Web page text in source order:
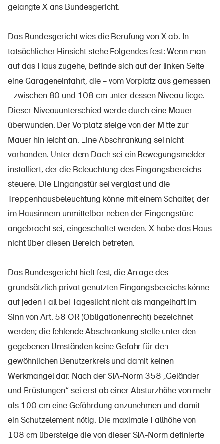
Postes vacants
Commander et télécharger
Cours et événements
Aspects juridiques
Délégués à la sécurité et communes
Contact et conseil
gelangte X ans Bundesgericht.
Das Bundesgericht wies die Berufung von X ab. In
tatsächlicher Hinsicht stehe Folgendes fest: Wenn man
auf das Haus zugehe, befinde sich auf der linken Seite
eine Garageneinfahrt, die – vom Vorplatz aus gemessen
– zwischen 80 und 108 cm unter dessen Niveau liege.
Dieser Niveauunterschied werde durch eine Mauer
überwunden. Der Vorplatz steige von der Mitte zur
Mauer hin leicht an. Eine Abschrankung sei nicht
vorhanden. Unter dem Dach sei ein Bewegungsmelder
installiert, der die Beleuchtung des Eingangsbereichs
steuere. Die Eingangstür sei verglast und die
Treppenhausbeleuchtung könne mit einem Schalter, der
im Hausinnern unmittelbar neben der Eingangstüre
angebracht sei, eingeschaltet werden. X habe das Haus
nicht über diesen Bereich betreten.
Das Bundesgericht hielt fest, die Anlage des
grundsätzlich privat genutzten Eingangsbereichs könne
auf jeden Fall bei Tageslicht nicht als mangelhaft im
Sinn von Art. 58 OR (Obligationenrecht) bezeichnet
werden; die fehlende Abschrankung stelle unter den
gegebenen Umständen keine Gefahr für den
gewöhnlichen Benutzerkreis und damit keinen
Werkmangel dar. Nach der SIA-Norm 358 „Geländer
und Brüstungen“ sei erst ab einer Absturzhöhe von mehr
als 100 cm eine Gefährdung anzunehmen und damit
ein Schutzelement nötig. Die maximale Fallhöhe von
108 cm übersteige die von dieser SIA-Norm definierte